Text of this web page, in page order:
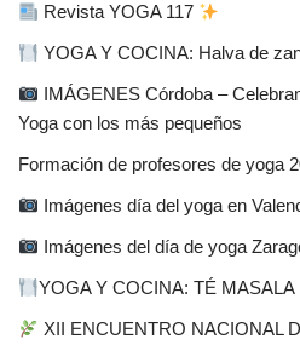
Revista YOGA 117
YOGA Y COCINA: Halva de
IMÁGENES Córdoba –
Yoga con los más pequeños
Formación de profesores de yoga
Imágenes día del yoga en
Imágenes del día de yoga
YOGA Y COCINA: TÉ MASALA
XII ENCUENTRO NACIONAL